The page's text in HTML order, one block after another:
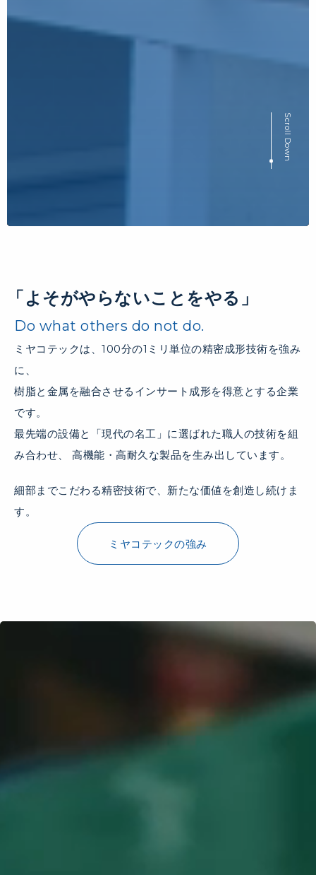
Scroll Down
「よそがやらないことをやる」
Do what others do not do.
ミヤコテックは、100分の1ミリ単位の精密成形技術を強み
に、
樹脂と金属を融合させるインサート成形を得意とする企業
です。
最先端の設備と「現代の名工」に選ばれた職人の技術を組
み合わせ、 高機能・高耐久な製品を生み出しています。
細部までこだわる精密技術で、新たな価値を創造し続けま
す。
ミヤコテックの強み